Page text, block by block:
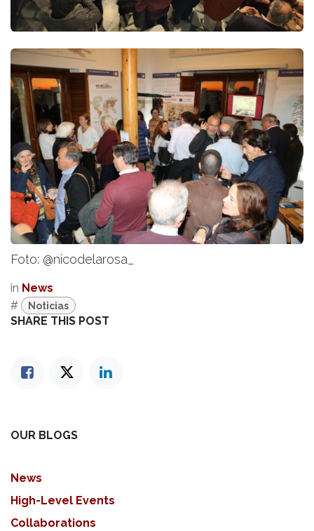
Foto: @nicodelarosa_
in News
#
Noticias
SHARE THIS POST
OUR BLOGS
News
High-Level Events
Collaborations